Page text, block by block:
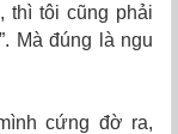
thì tôi cũng phải
Mà đúng là ngu
cứng đờ ra,